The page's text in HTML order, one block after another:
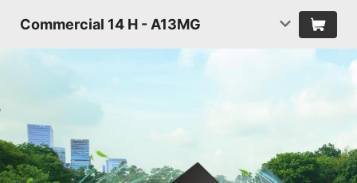
Commercial 14 H - A13MG